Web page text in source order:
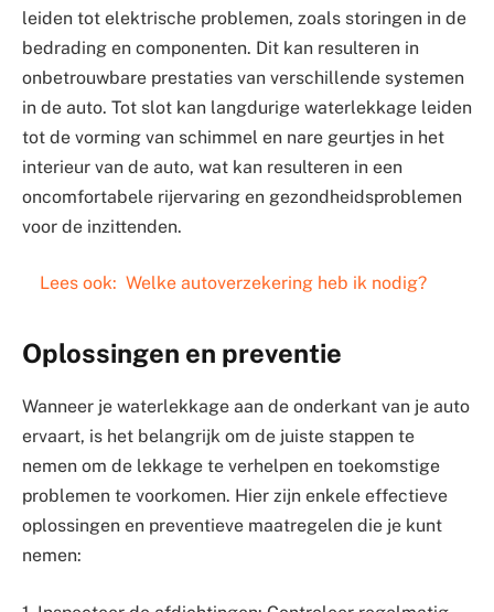
leiden tot elektrische problemen, zoals storingen in de
bedrading en componenten. Dit kan resulteren in
onbetrouwbare prestaties van verschillende systemen
in de auto. Tot slot kan langdurige waterlekkage leiden
tot de vorming van schimmel en nare geurtjes in het
interieur van de auto, wat kan resulteren in een
oncomfortabele rijervaring en gezondheidsproblemen
voor de inzittenden.
Lees ook: Welke autoverzekering heb ik nodig?
Oplossingen en preventie
Wanneer je waterlekkage aan de onderkant van je auto
ervaart, is het belangrijk om de juiste stappen te
nemen om de lekkage te verhelpen en toekomstige
problemen te voorkomen. Hier zijn enkele effectieve
oplossingen en preventieve maatregelen die je kunt
nemen: